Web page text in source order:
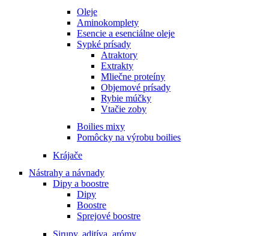
Oleje
Aminokomplety
Esencie a esenciálne oleje
Sypké prísady
Atraktory
Extrakty
Mliečne proteíny
Objemové prísady
Rybie múčky
Vtačie zoby
Boilies mixy
Pomôcky na výrobu boilies
Krájače
Nástrahy a návnady
Dipy a boostre
Dipy
Boostre
Sprejové boostre
Sirupy, aditíva, arómy